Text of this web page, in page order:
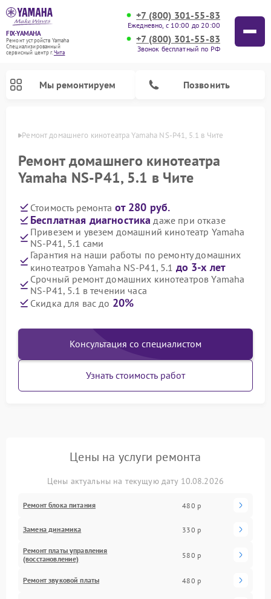
FIX-YAMAHA
Ремонт устройств Yamaha
Специализированный
cервисный центр г.Чита
+7 (800) 301-55-83
Ежедневно, с 10:00 до 20:00
+7 (800) 301-55-83
Звонок бесплатный по РФ
Мы ремонтируем Позвонить
Ремонт домашнего кинотеатра Yamaha NS-P41, 5.1 в Чите
Ремонт домашнего кинотеатра
Yamaha NS-P41, 5.1 в Чите
Стоимость ремонта от 280 руб.
Бесплатная диагностика даже при отказе
Привезем и увезем домашний кинотеатр Yamaha
NS-P41, 5.1 сами
Гарантия на наши работы по ремонту домашних
кинотеатров Yamaha NS-P41, 5.1 до 3-х лет
Срочный ремонт домашних кинотеатров Yamaha
NS-P41, 5.1 в течении часа
Скидка для вас до 20%
Консультация со специалистом
Узнать стоимость работ
Цены на услуги ремонта
Цены актуальны на текущую дату 10.08.2026
Ремонт блока питания 480 р
Замена динамика 330 р
Ремонт платы управления
(восстановление)
580 р
Ремонт звуковой платы 480 р